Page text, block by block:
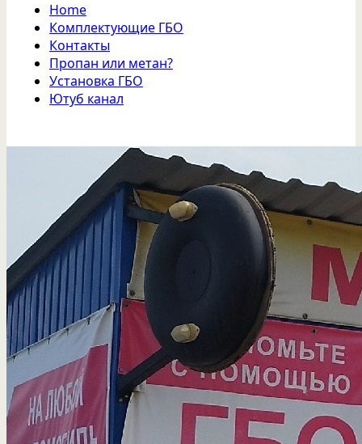
Home
Комплектующие ГБО
Контакты
Пропан или метан?
Установка ГБО
Ютуб канал